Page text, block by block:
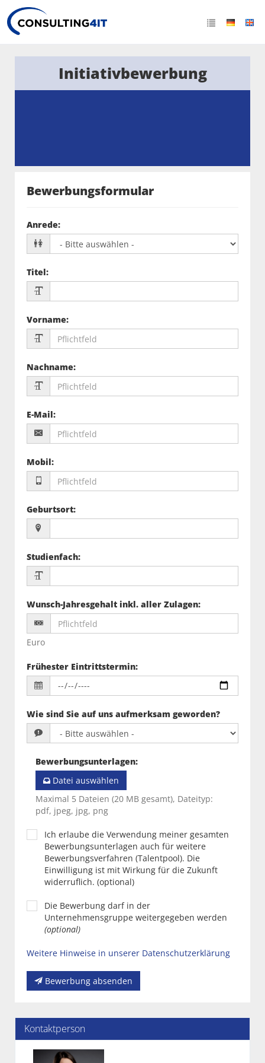
Initiativbewerbung
Bewerbungsformular
Anrede:
Titel:
Vorname:
Nachname:
E-Mail:
Mobil:
Geburtsort:
Studienfach:
Wunsch-Jahresgehalt inkl. aller Zulagen:
Euro
Frühester Eintrittstermin:
Wie sind Sie auf uns aufmerksam geworden?
Bewerbungsunterlagen:
Datei auswählen
Maximal 5 Dateien (20 MB gesamt), Dateityp:
pdf, jpeg, jpg, png
Ich erlaube die Verwendung meiner gesamten
Bewerbungsunterlagen auch für weitere
Bewerbungsverfahren (Talentpool). Die
Einwilligung ist mit Wirkung für die Zukunft
widerruflich. (optional)
Die Bewerbung darf in der
Unternehmensgruppe weitergegeben werden
(optional)
Weitere Hinweise in unserer Datenschutzerklärung
Bewerbung absenden
Kontaktperson